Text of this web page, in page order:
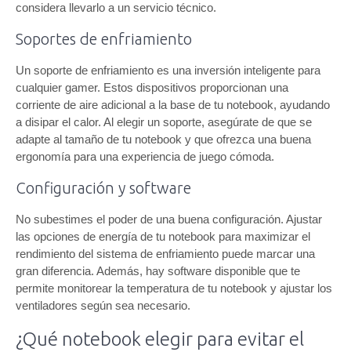
considera llevarlo a un servicio técnico.
Soportes de enfriamiento
Un soporte de enfriamiento es una inversión inteligente para
cualquier gamer. Estos dispositivos proporcionan una
corriente de aire adicional a la base de tu notebook, ayudando
a disipar el calor. Al elegir un soporte, asegúrate de que se
adapte al tamaño de tu notebook y que ofrezca una buena
ergonomía para una experiencia de juego cómoda.
Configuración y software
No subestimes el poder de una buena configuración. Ajustar
las opciones de energía de tu notebook para maximizar el
rendimiento del sistema de enfriamiento puede marcar una
gran diferencia. Además, hay software disponible que te
permite monitorear la temperatura de tu notebook y ajustar los
ventiladores según sea necesario.
¿Qué notebook elegir para evitar el